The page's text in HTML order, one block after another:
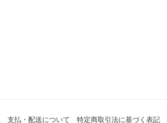
支払・配送について 特定商取引法に基づく表記